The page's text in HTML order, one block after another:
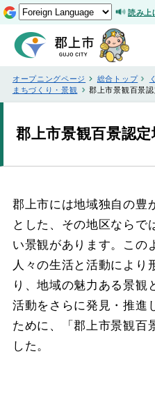
読み上
オープニングページ 総合トップ
まちづくり・景観
郡上市景観百景
郡上市景観百景認
郡上市には地域独自の豊
とした、その地区ならで
い景観があります。この
人々の生活と活動により
り、地域の魅力ある景観
活動をさらに発見・推進
ために、「郡上市景観百
した。